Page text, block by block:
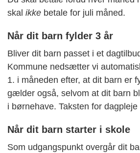
skal ikke betale for juli måned.
Når dit barn fylder 3 år
Bliver dit barn passet i et
Kommune nedsætter vi
1. i måneden efter, at dit barn er
gælder også, selvom at dit barn
i børnehave. Taksten for
Når dit barn starter i skole
Som udgangspunkt overgår dit